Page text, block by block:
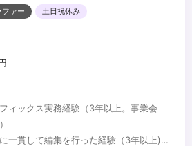
ァー 土日祝休み
ィックス実務経験（3年以上。事業会
一貫して編集を行った経験（3年以上)